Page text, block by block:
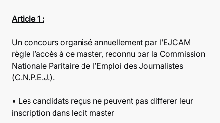
Article 1 :
Un concours organisé annuellement par l’EJCAM
règle l’accès à ce master, reconnu par la Commission
Nationale Paritaire de l’Emploi des Journalistes
(C.N.P.E.J.).
▪ Les candidats reçus ne peuvent pas différer leur
inscription dans ledit master